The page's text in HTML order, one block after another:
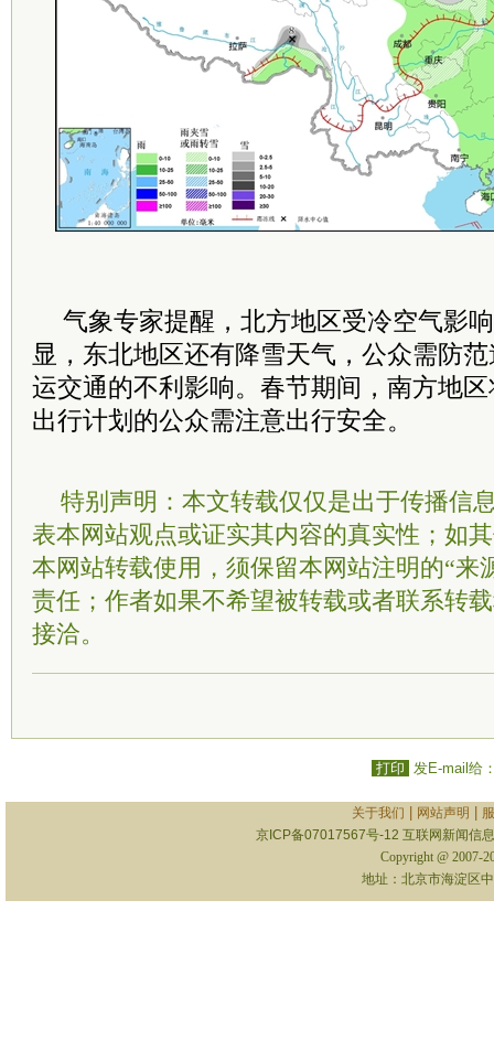
气象专家提醒，北方地区受冷空气影
显，东北地区还有降雪天气，公众需防
运交通的不利影响。春节期间，南方地
出行计划的公众需注意出行安全。
特别声明：本文转载仅仅是出于传播信
表本网站观点或证实其内容的真实性；如
本网站转载使用，须保留本网站注明的“来
责任；作者如果不希望被转载或者联系转
接洽。
打印 发E-mail给
关于我们 网站声明
京ICP备07017567号-12 互联网新闻信
Copyright @ 2007-
地址：北京市海淀区